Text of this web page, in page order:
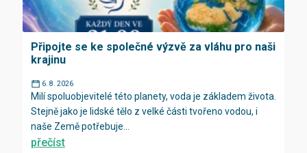
Připojte se ke společné výzvě za vláhu pro naši
krajinu
6. 8. 2026
Milí spoluobjevitelé této planety, voda je základem života.
Stejně jako je lidské tělo z velké části tvořeno vodou, i
naše Země potřebuje...
přečíst